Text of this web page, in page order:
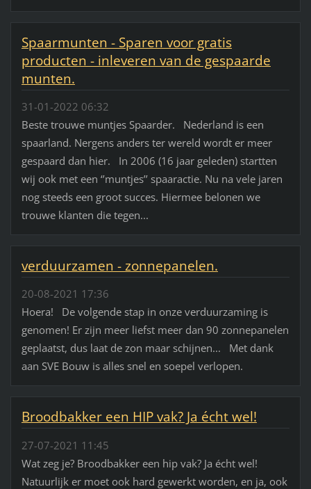
Spaarmunten - Sparen voor gratis
producten - inleveren van de gespaarde
munten.
31-01-2022 06:32
Beste trouwe muntjes Spaarder. Nederland is een
spaarland. Nergens anders ter wereld wordt er meer
gespaard dan hier. In 2006 (16 jaar geleden) startten
wij ook met een ‘’muntjes’’ spaaractie. Nu na vele jaren
nog steeds een groot succes. Hiermee belonen we
trouwe klanten die tegen...
verduurzamen - zonnepanelen.
20-08-2021 17:36
Hoera! De volgende stap in onze verduurzaming is
genomen! Er zijn meer liefst meer dan 90 zonnepanelen
geplaatst, dus laat de zon maar schijnen... Met dank
aan SVE Bouw is alles snel en soepel verlopen.
Broodbakker een HIP vak? Ja écht wel!
27-07-2021 11:45
Wat zeg je? Broodbakker een hip vak? Ja écht wel!
Natuurlijk er moet ook hard gewerkt worden, en ja, ook